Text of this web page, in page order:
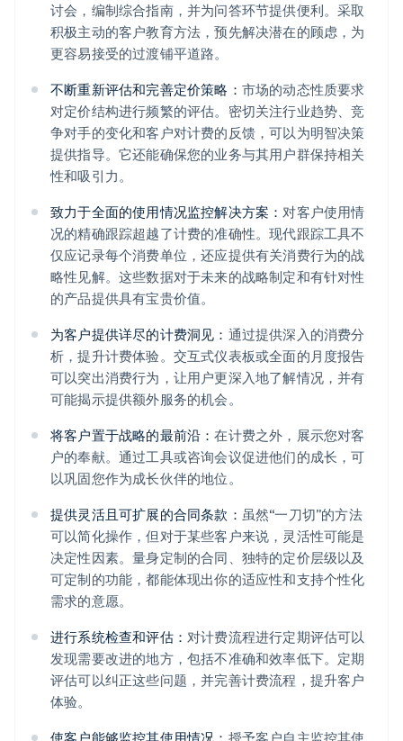
讨会，编制综合指南，并为问答环节提供便利。采取
积极主动的客户教育方法，预先解决潜在的顾虑，为
更容易接受的过渡铺平道路。
不断重新评估和完善定价策略： 市场的动态性质要求
对定价结构进行频繁的评估。密切关注行业趋势、竞
争对手的变化和客户对计费的反馈，可以为明智决策
提供指导。它还能确保您的业务与其用户群保持相关
性和吸引力。
致力于全面的使用情况监控解决方案：对客户使用情
况的精确跟踪超越了计费的准确性。现代跟踪工具不
仅应记录每个消费单位，还应提供有关消费行为的战
略性见解。这些数据对于未来的战略制定和有针对性
的产品提供具有宝贵价值。
为客户提供详尽的计费洞见： 通过提供深入的消费分
析，提升计费体验。交互式仪表板或全面的月度报告
可以突出消费行为，让用户更深入地了解情况，并有
可能揭示提供额外服务的机会。
将客户置于战略的最前沿：在计费之外，展示您对客
户的奉献。通过工具或咨询会议促进他们的成长，可
以巩固您作为成长伙伴的地位。
提供灵活且可扩展的合同条款： 虽然“一刀切”的方法
可以简化操作，但对于某些客户来说，灵活性可能是
决定性因素。量身定制的合同、独特的定价层级以及
可定制的功能，都能体现出你的适应性和支持个性化
需求的意愿。
进行系统检查和评估： 对计费流程进行定期评估可以
发现需要改进的地方，包括不准确和效率低下。定期
评估可以纠正这些问题，并完善计费流程，提升客户
体验。